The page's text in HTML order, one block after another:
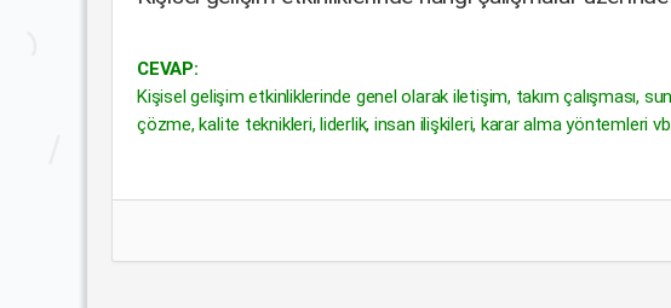
CEVAP:
Kişisel gelişim etkinliklerinde genel olarak iletişim, takım çalışması,
çözme, kalite teknikleri, liderlik, insan ilişkileri, karar alma yöntemleri